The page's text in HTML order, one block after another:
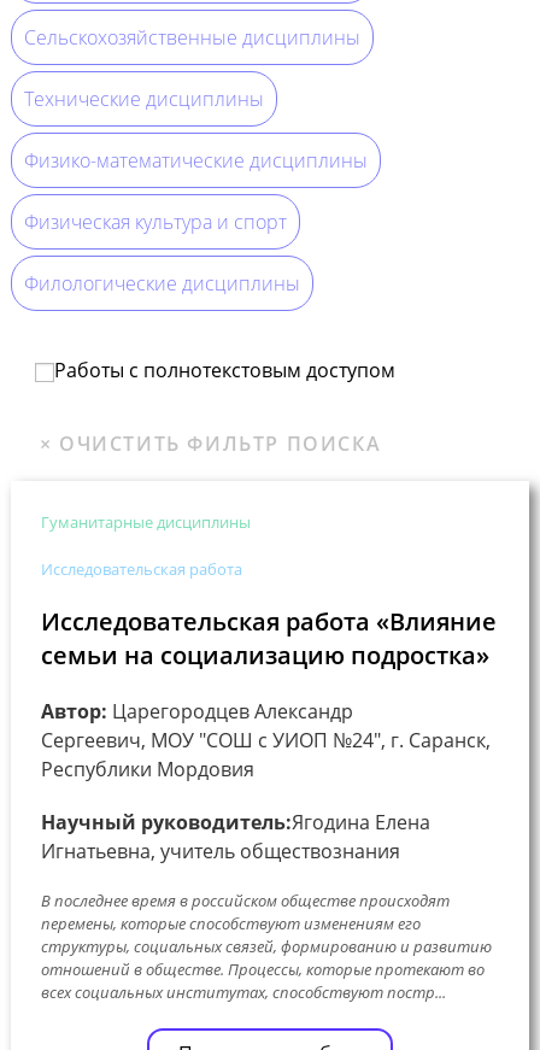
Сельскохозяйственные дисциплины
Технические дисциплины
Физико-математические дисциплины
Физическая культура и спорт
Филологические дисциплины
Работы с полнотекстовым доступом
Гуманитарные дисциплины
Исследовательская работа
Исследовательская работа «Влияние
семьи на социализацию подростка»
Автор: Царегородцев Александр
Сергеевич, МОУ "СОШ с УИОП №24", г. Саранск,
Республики Мордовия
Научный руководитель:Ягодина Елена
Игнатьевна, учитель обществознания
В последнее время в российском обществе происходят
перемены, которые способствуют изменениям его
структуры, социальных связей, формированию и развитию
отношений в обществе. Процессы, которые протекают во
всех социальных институтах, способствуют постр...